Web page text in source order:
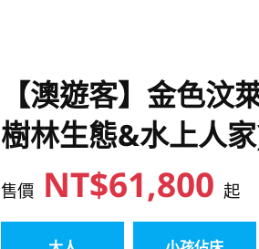
【澳遊客】金色
樹林生態&水上人
售價 NT$61,800起